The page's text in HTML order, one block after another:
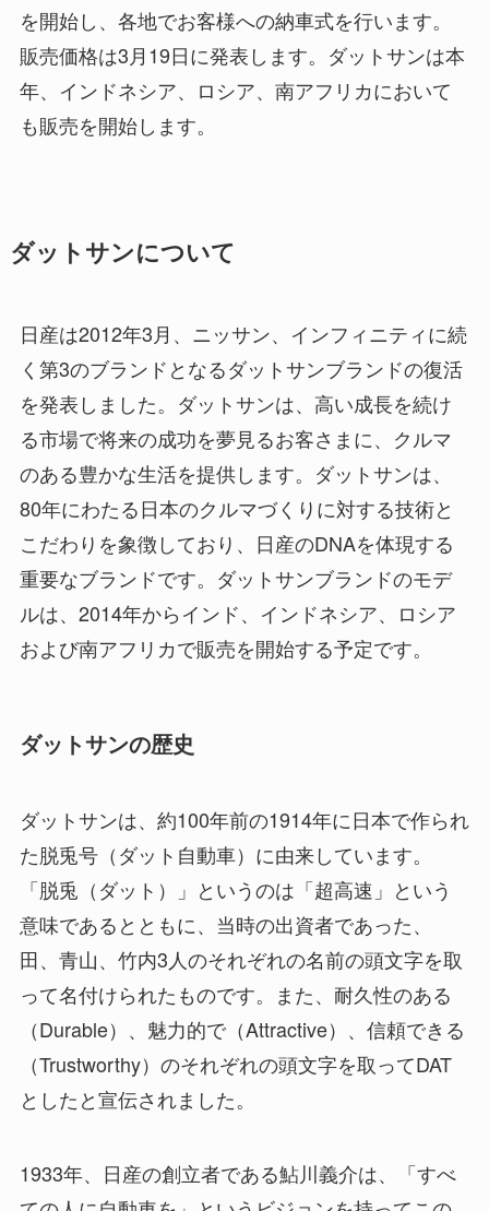
を開始し、各地でお客様への納車式を行います。
販売価格は3月19日に発表します。ダットサンは本
年、インドネシア、ロシア、南アフリカにおいて
も販売を開始します。
ダットサンについて
日産は2012年3月、ニッサン、インフィニティに続
く第3のブランドとなるダットサンブランドの復活
を発表しました。ダットサンは、高い成長を続け
る市場で将来の成功を夢見るお客さまに、クルマ
のある豊かな生活を提供します。ダットサンは、
80年にわたる日本のクルマづくりに対する技術と
こだわりを象徴しており、日産のDNAを体現する
重要なブランドです。ダットサンブランドのモデ
ルは、2014年からインド、インドネシア、ロシア
および南アフリカで販売を開始する予定です。
ダットサンの歴史
ダットサンは、約100年前の1914年に日本で作られ
た脱兎号（ダット自動車）に由来しています。
「脱兎（ダット）」というのは「超高速」という
意味であるとともに、当時の出資者であった、
田、青山、竹内3人のそれぞれの名前の頭文字を取
って名付けられたものです。また、耐久性のある
（Durable）、魅力的で（Attractive）、信頼できる
（Trustworthy）のそれぞれの頭文字を取ってDAT
としたと宣伝されました。
1933年、日産の創立者である鮎川義介は、「すべ